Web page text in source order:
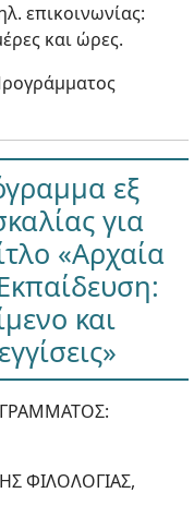
επικοινωνίας:
και ώρες.
εξ
για
«Αρχαία
και
ΦΙΛΟΛΟΓΙΑΣ,